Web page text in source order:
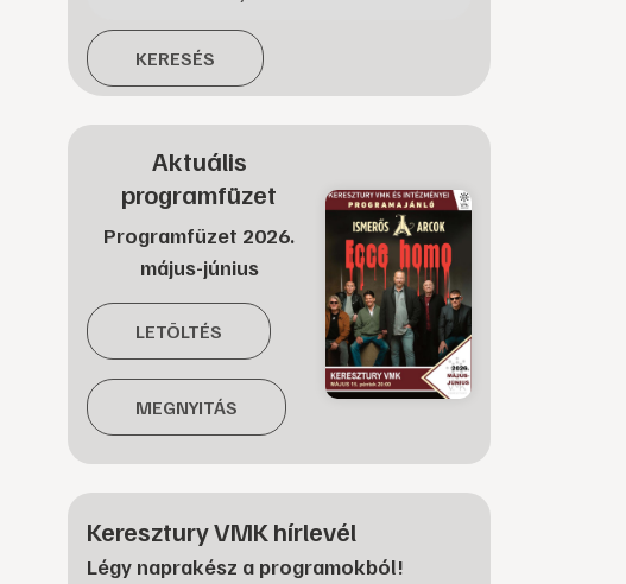
KERESÉS
Aktuális
programfüzet
Programfüzet 2026.
május-június
LETÖLTÉS
MEGNYITÁS
Keresztury VMK hírlevél
Légy naprakész a programokból!